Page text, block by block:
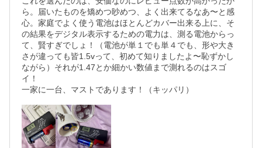
ら。届いたものを矯めつ眇めつ、よく出来てるなあ〜と感
心。家庭でよく使う電池はほとんどカバー出来る上に、そ
の結果をデジタル表示するための電力は、測る電池からっ
て、賢すぎでしょ！（電池が単１でも単４でも、形や大き
さが違っても皆1.5vって、初めて知りましたよ〜恥ずかし
ながら）それが1.47とか細かい数値まで測れるのはスゴ
イ！